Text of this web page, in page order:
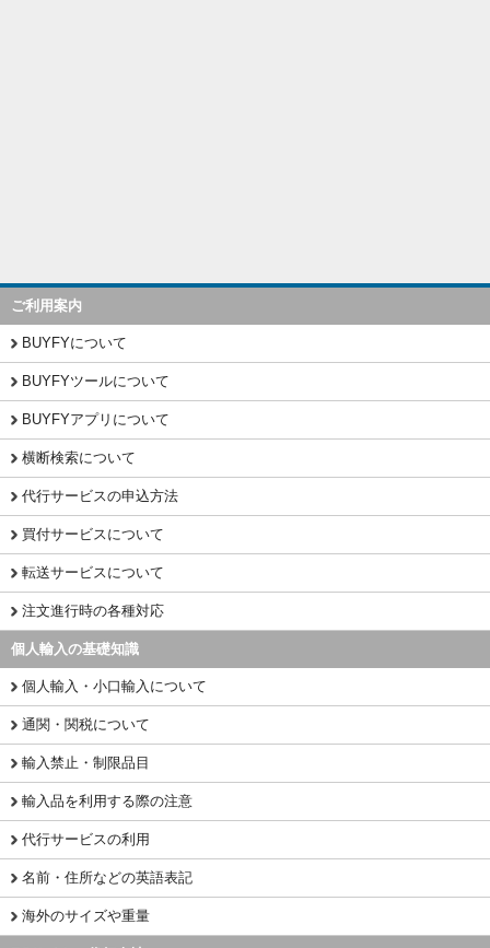
ご利用案内
BUYFYについて
BUYFYツールについて
BUYFYアプリについて
横断検索について
代行サービスの申込方法
買付サービスについて
転送サービスについて
注文進行時の各種対応
個人輸入の基礎知識
個人輸入・小口輸入について
通関・関税について
輸入禁止・制限品目
輸入品を利用する際の注意
代行サービスの利用
名前・住所などの英語表記
海外のサイズや重量